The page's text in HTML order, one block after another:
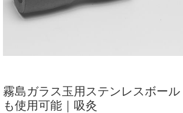
霧島ガラス玉用ステンレスボー
も使用可能｜吸灸